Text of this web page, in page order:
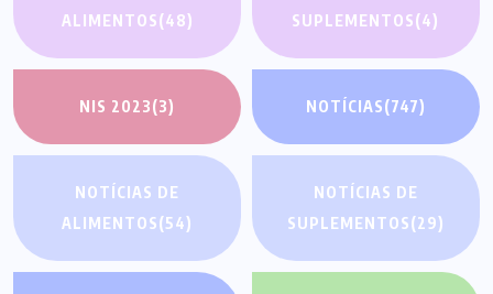
ALIMENTOS(48)
SUPLEMENTOS(4)
NIS 2023(3) NOTÍCIAS(747)
NOTÍCIAS DE
ALIMENTOS(54)
NOTÍCIAS DE
SUPLEMENTOS(29)